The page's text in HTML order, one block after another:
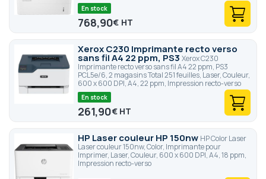
En stock
768,90€
Xerox C230 Imprimante recto verso
sans fil A4 22 ppm, PS3 Xerox C230
Imprimante recto verso sans fil A4 22 ppm, PS3
PCL5e/6, 2 magasins Total 251 feuilles, Laser, Couleur,
600 x 600 DPI, A4, 22 ppm, Impression recto-verso
En stock
261,90€
HP Laser couleur HP 150nw HP Color Laser
Laser couleur 150nw, Color, Imprimante pour
Imprimer, Laser, Couleur, 600 x 600 DPI, A4, 18 ppm,
Impression recto-verso